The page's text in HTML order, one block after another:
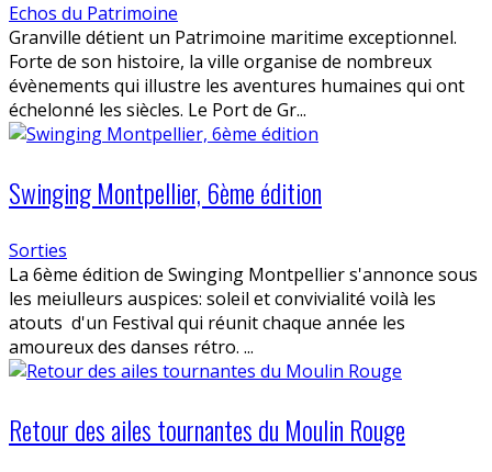
Echos du Patrimoine
Granville détient un Patrimoine maritime exceptionnel.
Forte de son histoire, la ville organise de nombreux
évènements qui illustre les aventures humaines qui ont
échelonné les siècles. Le Port de Gr...
Swinging Montpellier, 6ème édition
Sorties
La 6ème édition de Swinging Montpellier s'annonce sous
les meiulleurs auspices: soleil et convivialité voilà les
atouts d'un Festival qui réunit chaque année les
amoureux des danses rétro. ...
Retour des ailes tournantes du Moulin Rouge